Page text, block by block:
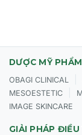
DƯỢC MỸ
OBAGI CLINICAL
MESOESTETIC
IMAGE SKINCARE
GIẢI PHÁP